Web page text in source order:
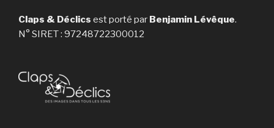
Claps & Déclics est porté par Benjamin Lévêque.
N° SIRET : 97248722300012